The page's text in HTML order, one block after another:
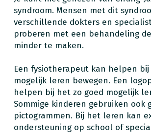
syndroom. Mensen met dit
verschillende dokters en
proberen met een behandeling
minder te maken.
Een fysiotherapeut kan helpen bij
mogelijk leren bewegen. Een
helpen bij het zo goed mogelijk
Sommige kinderen gebruiken ook
pictogrammen. Bij het leren kan
ondersteuning op school of